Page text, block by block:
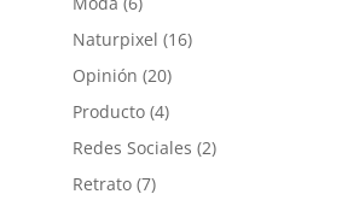
Naturpixel (16)
Opinión (20)
Producto(4)
Redes Sociales (2)
Retrato(7)